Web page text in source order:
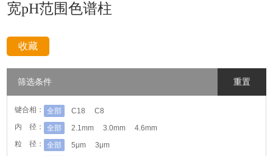
宽pH范围色谱柱
收藏
筛选条件 重置
键合相： 全部 C18
C8
内 径：
全部 2.1mm 3.0mm
4.6mm
粒 径：
全部 5μm
3μm